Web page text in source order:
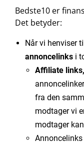
Bedste10 er
Det betyder:
Når vi henviser
annoncelinks i
Affiliate links,
fra den
modtager vi
modtager